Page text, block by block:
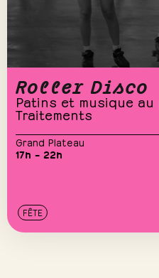
Roller Disco
Patins et musique
Traitements
Grand Plateau
17h – 22h
FÊTE